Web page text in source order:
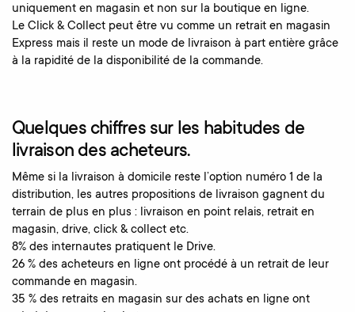
uniquement en magasin et non sur la boutique en ligne.
Le Click & Collect peut être vu comme un retrait en magasin
Express mais il reste un mode de livraison à part entière grâce
à la rapidité de la disponibilité de la commande.
Quelques chiffres sur les habitudes de
livraison des acheteurs.
Même si la livraison à domicile reste l’option numéro 1 de la
distribution, les autres propositions de livraison gagnent du
terrain de plus en plus : livraison en point relais, retrait en
magasin, drive, click & collect etc.
8% des internautes pratiquent le Drive.
26 % des acheteurs en ligne ont procédé à un retrait de leur
commande en magasin.
35 % des retraits en magasin sur des achats en ligne ont